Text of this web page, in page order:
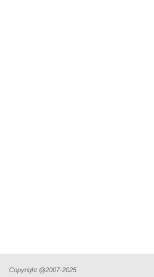
Copyright @2007-2025